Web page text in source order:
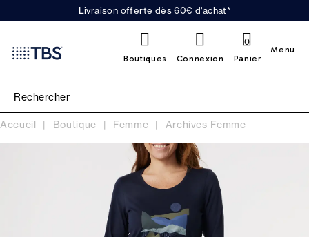
Livraison offerte dès 60€ d'achat*
Boutiques Connexion Panier
0
Menu
Accueil Boutique Femme Archives Femme